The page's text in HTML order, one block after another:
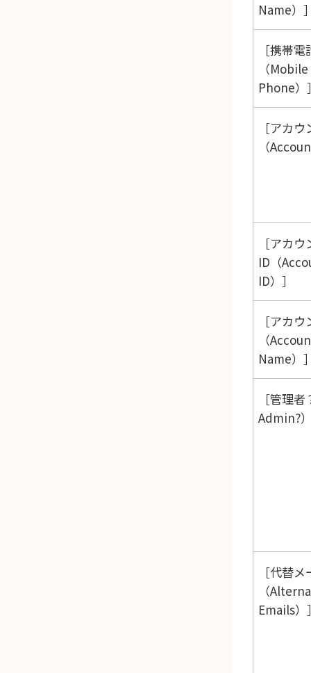
Name）
携帯電
（Mobile
Phone）
アカウ
（
アカウ
ID（
ID）
アカウ
（
Name）
管理者
Admin?
代替メ
（
Emails）